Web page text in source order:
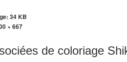
34 KB
× 667
de coloriage